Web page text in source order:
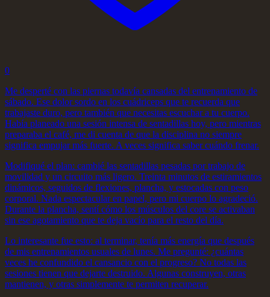
0
Me desperté con las piernas todavía cansadas del entrenamiento de
sábado. Ese dolor sordo en los cuádriceps que te recuerda que
trabajaste duro, pero también que necesitas escuchar a tu cuerpo.
Había planeado una sesión intensa de sentadillas hoy, pero mientras
preparaba el café, me di cuenta de que la disciplina no siempre
significa empujar más fuerte. A veces significa saber cuándo frenar.
Modifiqué el plan: cambié las sentadillas pesadas por trabajo de
movilidad y un circuito más ligero. Treinta minutos de estiramientos
dinámicos, seguidos de flexiones, plancha, y estocadas con peso
corporal. Nada espectacular en papel, pero mi cuerpo lo agradeció.
Durante la plancha, sentí cómo los músculos del core se activaban
sin ese agotamiento que te deja vacío para el resto del día.
Lo interesante fue esto: al terminar, tenía más energía que después
de mis entrenamientos usuales de lunes. Me pregunté: ¿cuántas
veces he confundido el cansancio con el progreso? No todas las
sesiones tienen que dejarte destruido. Algunas construyen, otras
mantienen, y otras simplemente te permiten recuperar.